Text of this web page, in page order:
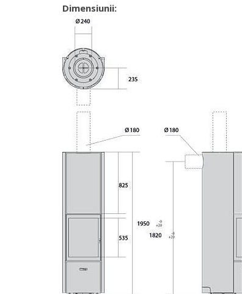
Dimensiunii: